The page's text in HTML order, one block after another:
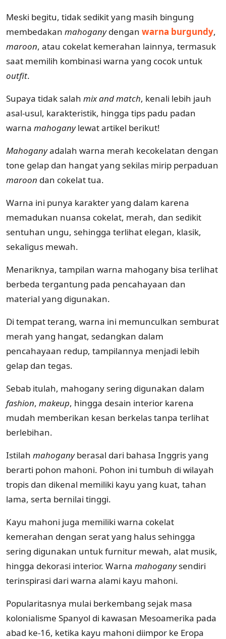
Meski begitu, tidak sedikit yang masih bingung
membedakan mahoganydengan warna burgundy,
maroon, atau cokelat kemerahan lainnya, termasuk
saat memilih kombinasi warna yang cocok untuk
outfit.
Supaya tidak salah mix and match, kenali lebih jauh
asal-usul, karakteristik, hingga tips padu padan
warna mahoganylewat artikel berikut!
Mahoganyadalah warna merah kecokelatan dengan
tone gelap dan hangat yang sekilas mirip perpaduan
maroon dan cokelat tua.
Warna ini punya karakter yang dalam karena
memadukan nuansa cokelat, merah, dan sedikit
sentuhan ungu, sehingga terlihat elegan, klasik,
sekaligus mewah.
Menariknya, tampilan warna mahogany bisa terlihat
berbeda tergantung pada pencahayaan dan
material yang digunakan.
Di tempat terang, warna ini memunculkan semburat
merah yang hangat, sedangkan dalam
pencahayaan redup, tampilannya menjadi lebih
gelap dan tegas.
Sebab itulah, mahogany sering digunakan dalam
fashion, makeup, hingga desain interior karena
mudah memberikan kesan berkelas tanpa terlihat
berlebihan.
Istilah mahoganyberasal dari bahasa Inggris yang
berarti pohon mahoni. Pohon ini tumbuh di wilayah
tropis dan dikenal memiliki kayu yang kuat, tahan
lama, serta bernilai tinggi.
Kayu mahoni juga memiliki warna cokelat
kemerahan dengan serat yang halus sehingga
sering digunakan untuk furnitur mewah, alat musik,
hingga dekorasi interior. Warna mahoganysendiri
terinspirasi dari warna alami kayu mahoni.
Popularitasnya mulai berkembang sejak masa
kolonialisme Spanyol di kawasan Mesoamerika pada
abad ke-16, ketika kayu mahoni diimpor ke Eropa